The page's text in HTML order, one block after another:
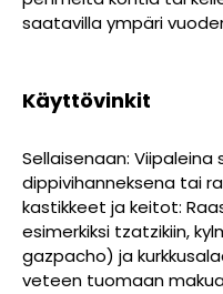
saatavilla ympäri
Käyttövinkit
Sellaisenaan:
dippivihanneksena tai
kastikkeet ja keitot:
esimerkiksi tzatzikiin,
gazpacho) ja
veteen tuomaan